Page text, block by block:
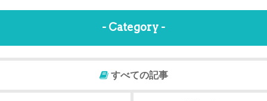
- Category -
すべての記事